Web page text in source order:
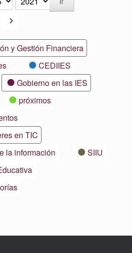
Siguiente
y Gestión Financiera
CEDIIES
Gobierno en las IES
próximos
en TIC
la información
SIIU